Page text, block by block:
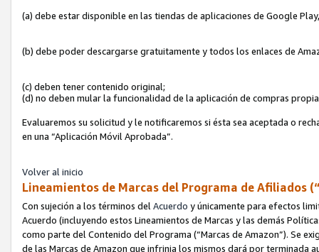
(a) debe estar disponible en las tiendas de aplicaciones de Google
(b) debe poder descargarse gratuitamente y todos los enlaces de
(c) deben tener contenido original;
(d) no deben mular la funcionalidad de la aplicación de compras
Evaluaremos su solicitud y le notificaremos si ésta sea aceptada o
en una “Aplicación Móvil Aprobada”.
Volver al inicio
Lineamientos de Marcas del Programa de Afiliados
Con sujeción a los términos del Acuerdo y únicamente para efectos
Acuerdo (incluyendo estos Lineamientos de Marcas y las demás
como parte del Contenido del Programa (“Marcas de Amazon”). Se
de las Marcas de Amazon que infrinja los mismos dará por terminada